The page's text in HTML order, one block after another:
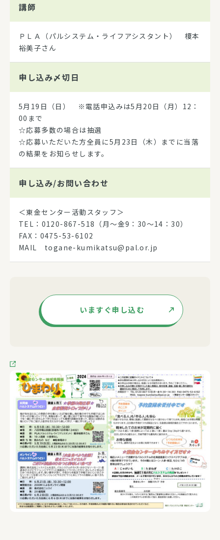
講師
ＰＬＡ（パルシステム・ライフアシスタント） 榎本
裕美子さん
申し込み〆切日
5月19日（日） ※電話申込みは5月20日（月）12：
00まで
☆応募多数の場合は抽選
☆応募いただいた方全員に5月23日（木）までに当落
の結果をお知らせします。
申し込み/お問い合わせ
＜東金センター活動スタッフ＞
TEL：0120-867-518（月～金9：30～14：30）
FAX：0475-53-6102
MAIL togane-kumikatsu@pal.or.jp
いますぐ申し込む